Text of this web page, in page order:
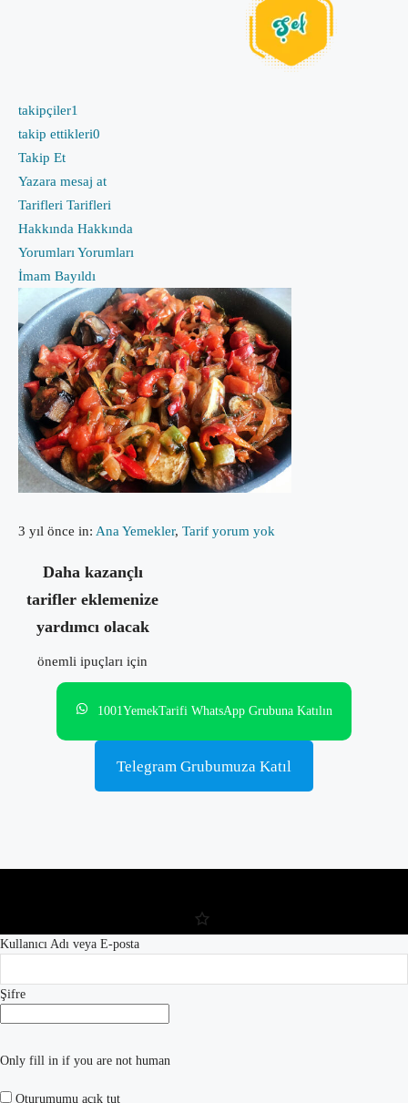
takipçiler1
takip ettikleri0
Takip Et
Yazara mesaj at
Tarifleri Tarifleri
Hakkında Hakkında
Yorumları Yorumları
İmam Bayıldı
3 yıl önce in: Ana Yemekler, Tarif yorum yok
Daha kazançlı
tarifler eklemenize
yardımcı olacak
önemli ipuçları için
1001YemekTarifi WhatsApp Grubuna Katılın
Telegram Grubumuza Katıl
Kullanıcı Adı veya E-posta
Şifre
Only fill in if you are not human
Oturumumu açık tut